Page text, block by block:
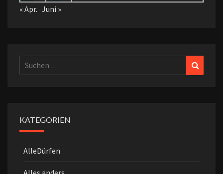
« Apr. Juni »
Suchen
nach:
KATEGORIEN
AlleDürfen